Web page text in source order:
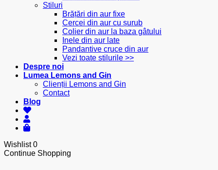
Stiluri
Brățări din aur fixe
Cercei din aur cu șurub
Colier din aur la baza gâtului
Inele din aur late
Pandantive cruce din aur
Vezi toate stilurile >>
Despre noi
Lumea Lemons and Gin
Clienții Lemons and Gin
Contact
Blog
Wishlist0
Continue Shopping